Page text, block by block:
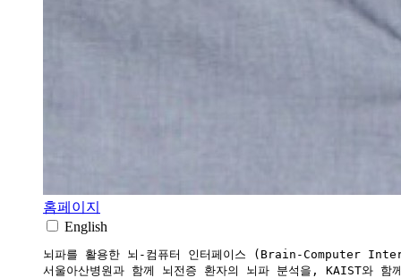
홈페이지
English
뇌파를 활용한 뇌-컴퓨터 인터페이스 (Brain-Computer
서울아산병원과 함께 뇌전증 환자의 뇌파 분석을, KAIST와